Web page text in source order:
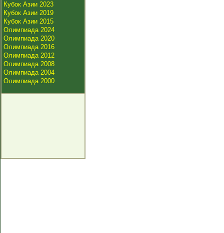
Кубок Азии 2023
Кубок Азии 2019
Кубок Азии 2015
Олимпиада 2024
Олимпиада 2020
Олимпиада 2016
Олимпиада 2012
Олимпиада 2008
Олимпиада 2004
Олимпиада 2000